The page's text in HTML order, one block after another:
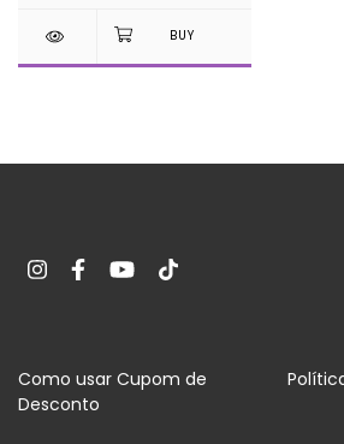
Como usar Cupom de
Desconto